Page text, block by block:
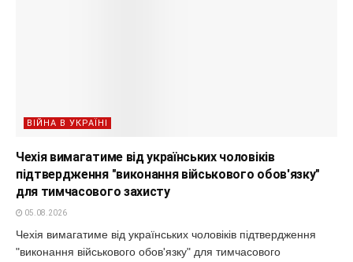
ВІЙНА В УКРАЇНІ
Чехія вимагатиме від українських чоловіків
підтвердження "виконання військового обов'язку"
для тимчасового захисту
05.08.2026
Чехія вимагатиме від українських чоловіків підтвердження
"виконання військового обов'язку" для тимчасового